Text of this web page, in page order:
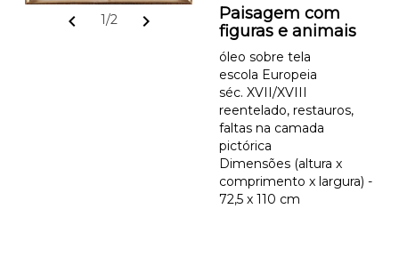
chevron_left 1/2 chevron_right
Paisagem com
figuras e animais
óleo sobre tela
escola Europeia
séc. XVII/XVIII
reentelado, restauros,
faltas na camada
pictórica
Dimensões (altura x
comprimento x largura) -
72,5 x 110 cm